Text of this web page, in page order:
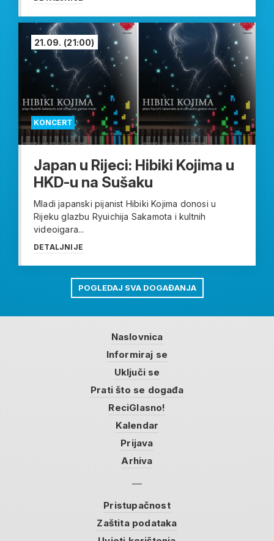
KONCERT
21.09. (21:00)
Japan u Rijeci: Hibiki Kojima u
HKD-u na Sušaku
Mladi japanski pijanist Hibiki Kojima donosi u
Rijeku glazbu Ryuichija Sakamota i kultnih
videoigara...
DETALJNIJE
POGLEDAJ SVA DOGAĐANJA
Naslovnica
Informiraj se
Uključi se
Prati što se događa
ReciGlasno!
Kalendar
Prijava
Arhiva
Pristupačnost
Zaštita podataka